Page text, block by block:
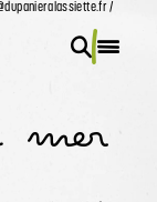
/
mer